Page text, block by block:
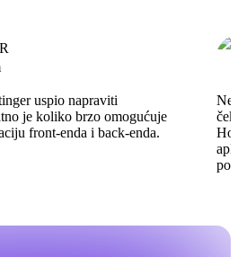
uspio napraviti
je koliko brzo omogućuje
front-enda i back-enda.
Ne